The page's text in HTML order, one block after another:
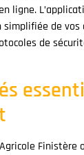
ligne.
de vos
de
Finistère